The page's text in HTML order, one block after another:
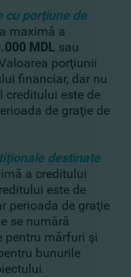
cu porţiune de
maximă a
MDL sau
porţiunii
financiar, dar nu
creditului este de
de graţie de
destinate
a creditului
este de
perioada de graţie
se numără
pentru mărfuri şi
bunurile